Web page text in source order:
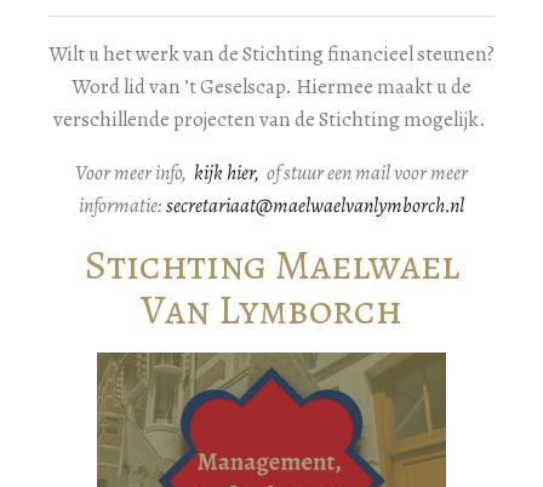
Wilt u het werk van de Stichting financieel steunen?
Word lid van ’t Geselscap. Hiermee maakt u de
verschillende projecten van de Stichting mogelijk.
Voor meer info, kijk hier, of stuur een mail voor meer
informatie:secretariaat@maelwaelvanlymborch.nl
Stichting Maelwael
Van Lymborch